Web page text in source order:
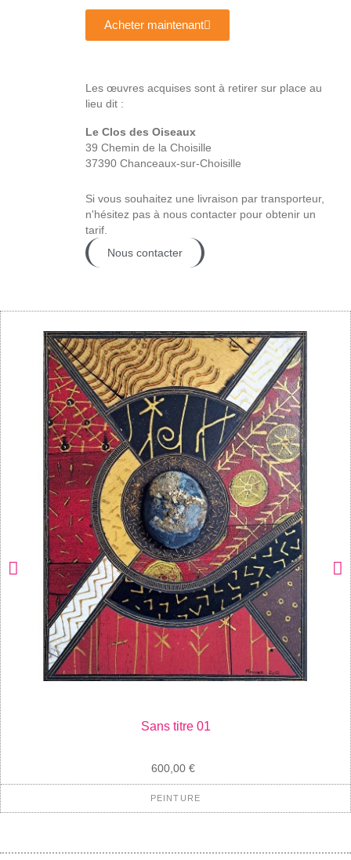
Acheter maintenant
Les œuvres acquises sont à retirer sur place au
lieu dit :
Le Clos des Oiseaux
39 Chemin de la Choisille
37390 Chanceaux-sur-Choisille
Si vous souhaitez une livraison par transporteur,
n'hésitez pas à nous contacter pour obtenir un
tarif.
Nous contacter
Sans titre 01
600,00 €
PEINTURE